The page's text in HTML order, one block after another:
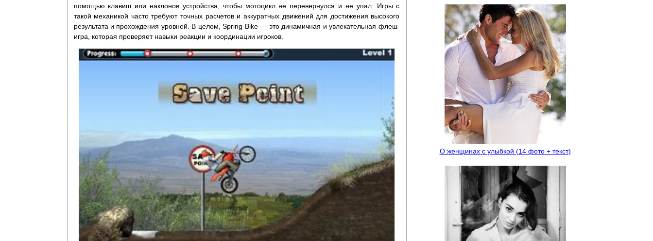
помощью клавиш или наклонов устройства, чтобы мотоцикл не перевернулся и не упал. Игры с
такой механикой часто требуют точных расчетов и аккуратных движений для достижения высокого
результата и прохождения уровней. В целом, Spring Bike — это динамичная и увлекательная флеш-
игра, которая проверяет навыки реакции и координации игроков.
О женщинах с улыбкой (14 фото + текст)